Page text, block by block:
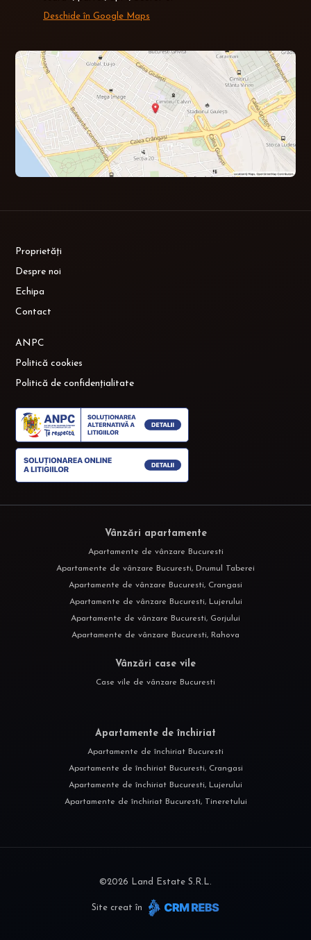
Deschide în Google Maps
Proprietăți
Despre noi
Echipa
Contact
ANPC
Politică cookies
Politică de confidențialitate
Vânzări apartamente
Apartamente de vânzare Bucuresti
Apartamente de vânzare Bucuresti, Drumul Taberei
Apartamente de vânzare Bucuresti, Crangasi
Apartamente de vânzare Bucuresti, Lujerului
Apartamente de vânzare Bucuresti, Gorjului
Apartamente de vânzare Bucuresti, Rahova
Vânzări case vile
Case vile de vânzare Bucuresti
Apartamente de închiriat
Apartamente de închiriat Bucuresti
Apartamente de închiriat Bucuresti, Crangasi
Apartamente de închiriat Bucuresti, Lujerului
Apartamente de închiriat Bucuresti, Tineretului
©2026 Land Estate S.R.L.
Site creat în